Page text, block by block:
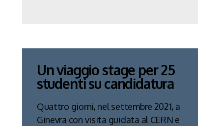
Un viaggio stage per 25
studenti su candidatura
Quattro giorni, nel settembre 2021, a
Ginevra con visita guidata al CERN e